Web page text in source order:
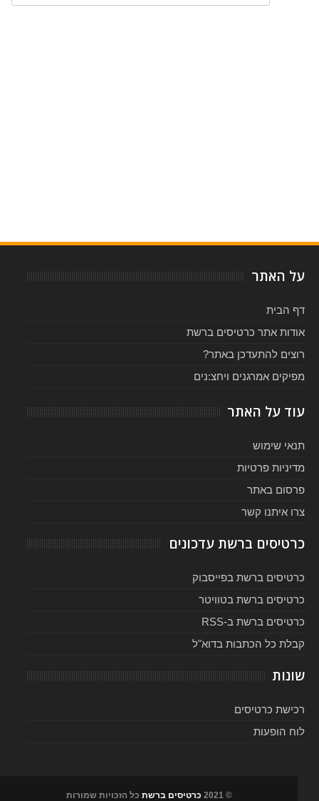
על האתר
דף הבית
אודות אתר כרטיסים ברשת
רוצים להתעדכן באתר?
מפיקים אמרגנים ויחצ:נים
עוד על האתר
תנאי שימוש
מדיניות פרטיות
פרסום באתר
צרו איתנו קשר
כרטיסים ברשת עדכונים
כרטיסים ברשת בפייסבוק
כרטיסים ברשת בטוויטר
כרטיסים ברשת ב-RSS
קבלת כל הכתבות בדוא"ל
שונות
רכישת כרטיסים
לוח הופעות
© 2021 כרטיסים ברשת כל הזכויות שמורות